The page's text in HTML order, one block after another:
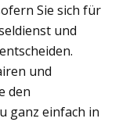
Sie sich für
und
und
den
ganz einfach in